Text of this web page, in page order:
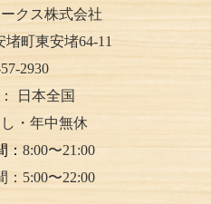
クス株式会社
町東安堵64-11
2930
日本全国
・年中無休
： 8:00〜21:00
：5:00〜22:00